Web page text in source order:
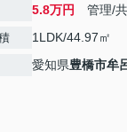
5.8万円 管理/
1LDK/44.97㎡
愛知県豊橋市牟